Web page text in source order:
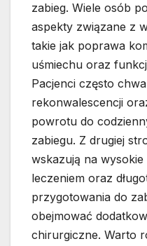
zabieg. Wiele osób
aspekty związane z
takie jak poprawa
uśmiechu oraz
Pacjenci często
rekonwalescencji
powrotu do
zabiegu. Z drugiej
wskazują na
leczeniem oraz
przygotowania do
obejmować
chirurgiczne. Warto